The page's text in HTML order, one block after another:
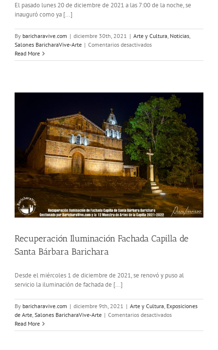
El pasado lunes 20 de diciembre de 2021 a las 7:00 de la noche, se
inauguró como ya [...]
By baricharavive.com | diciembre 30th, 2021 | Arte y Cultura Noticias
Salones BaricharaVive-Arte | Comentarios desactivadosen
12
Capilla
Santa
Bárbara
Barichara
Read More
Recuperación Iluminación Fachada Capilla de
Santa Bárbara Barichara
Desde el miércoles 1 de diciembre de 2021, se renovó y puso al
servicio la iluminación de fachada de [...]
By baricharavive.com | diciembre 9th, 2021 | Arte y Cultura, Exposiciones
de Arte, Salones BaricharaVive-Arte | Comentarios desactivadosen
Iluminación
Read More